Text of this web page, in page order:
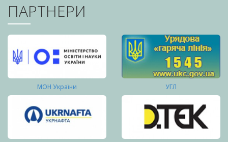
ПАРТНЕРИ
МОН України УГЛ